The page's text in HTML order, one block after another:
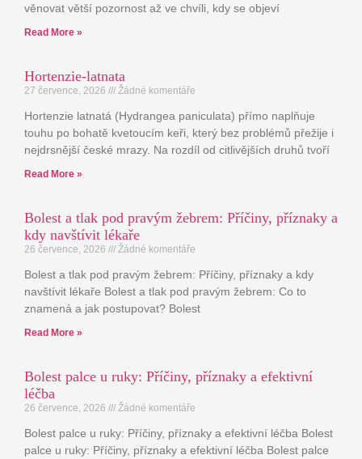
věnovat větší pozornost až ve chvíli, kdy se objeví
Read More »
Hortenzie-latnata
27 července, 2026 Žádné komentáře
Hortenzie latnatá (Hydrangea paniculata) přímo naplňuje
touhu po bohatě kvetoucím keři, který bez problémů přežije i
nejdrsnější české mrazy. Na rozdíl od citlivějších druhů tvoří
Read More »
Bolest a tlak pod pravým žebrem: Příčiny, příznaky a
kdy navštívit lékaře
26 července, 2026 Žádné komentáře
Bolest a tlak pod pravým žebrem: Příčiny, příznaky a kdy
navštívit lékaře Bolest a tlak pod pravým žebrem: Co to
znamená a jak postupovat? Bolest
Read More »
Bolest palce u ruky: Příčiny, příznaky a efektivní
léčba
26 července, 2026 Žádné komentáře
Bolest palce u ruky: Příčiny, příznaky a efektivní léčba Bolest
palce u ruky: Příčiny, příznaky a efektivní léčba Bolest palce